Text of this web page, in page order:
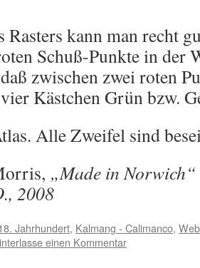
kann man recht
Schuß-Punkte in der
zwischen zwei roten
Kästchen Grün bzw.
Alle Zweifel sind
„Made in
2008
Jahrhundert, Kalmang - Calimanco,
einen Kommentar